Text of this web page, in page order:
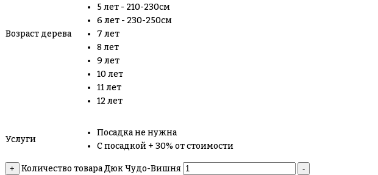
Возраст дерева
5 лет - 210-230см
6 лет - 230-250см
7 лет
8 лет
9 лет
10 лет
11 лет
12 лет
Услуги
Посадка не нужна
С посадкой + 30% от стоимости
+ Количество товара Дюк Чудо-Вишня
-